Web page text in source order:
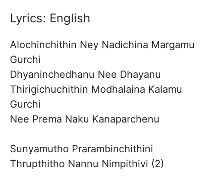
Lyrics: English
Alochinchithin Ney Nadichina Margamu
Gurchi
Dhyaninchedhanu Nee Dhayanu
Thirigichuchithin Modhalaina Kalamu
Gurchi
Nee Prema Naku Kanaparchenu
Sunyamutho Prarambinchithini
Thrupthitho Nannu Nimpithivi (2)